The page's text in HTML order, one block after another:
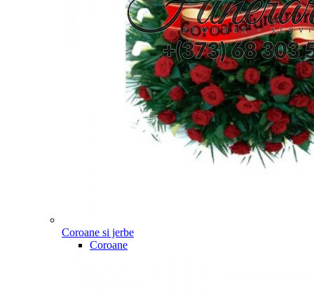
Coroane si jerbe
Coroane